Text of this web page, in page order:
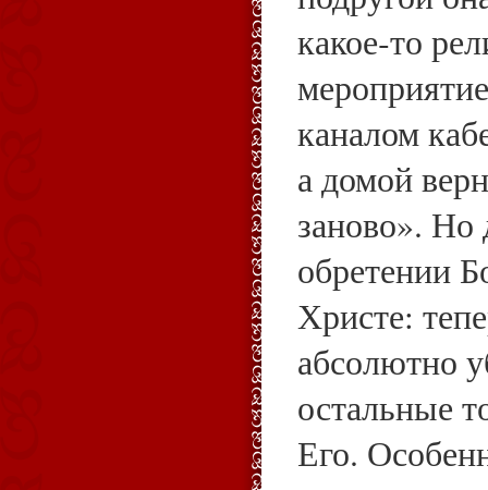
какое‑то
каналом
а домой
заново». Но
обретении
Христе:
абсолютно
остальные
Его.